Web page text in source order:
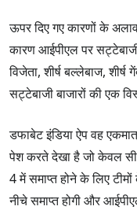
ऊपर दिए गए कारणों के
कारण आईपीएल पर
विजेता, शीर्ष बल्लेबाज,
सट्टेबाजी बाजारों की एक
डफाबेट इंडिया ऐप वह
पेश करते देखा है जो केवल
4 में समाप्त होने के लिए
नीचे समाप्त होगी और